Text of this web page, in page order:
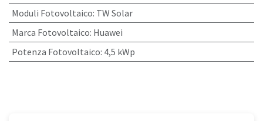
Moduli Fotovoltaico: TW Solar
Marca Fotovoltaico: Huawei
Potenza Fotovoltaico: 4,5 kWp